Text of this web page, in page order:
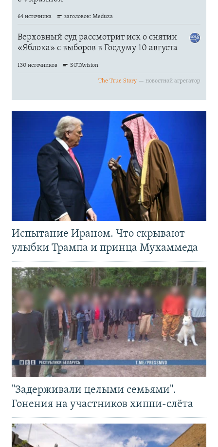
Испытание Ираном. Что скрывают
улыбки Трампа и принца Мухаммеда
"Задерживали целыми семьями".
Гонения на участников хиппи-слёта